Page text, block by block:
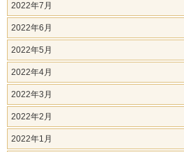
2022年7月
2022年6月
2022年5月
2022年4月
2022年3月
2022年2月
2022年1月